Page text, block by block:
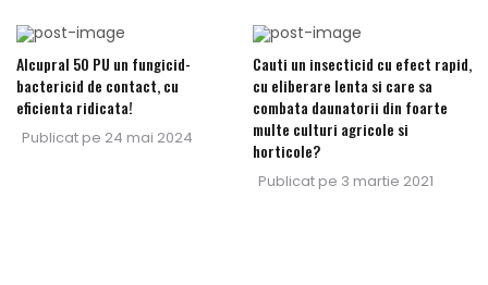
Alcupral 50 PU un fungicid-
bactericid de contact, cu
eficienta ridicata!
Publicat pe 24 mai 2024
Cauti un insecticid cu efect rapid,
cu eliberare lenta si care sa
combata daunatorii din foarte
multe culturi agricole si
horticole?
Publicat pe 3 martie 2021